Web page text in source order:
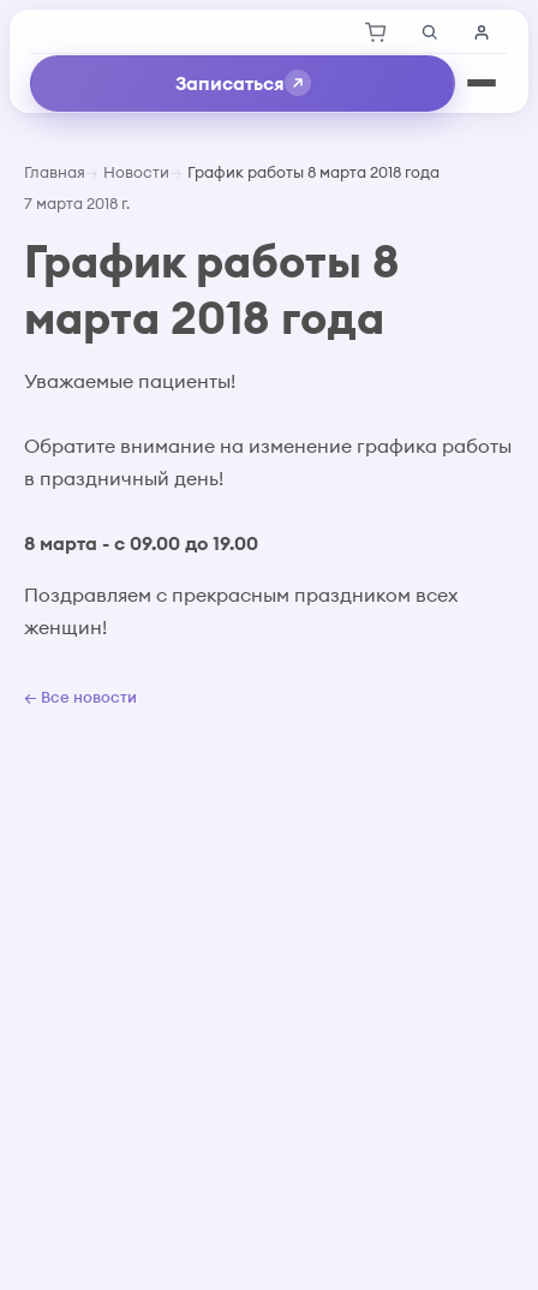
Записаться
Главная Новости
График работы 8 марта 2018 года
7 марта 2018 г.
График работы 8
марта 2018 года
Уважаемые пациенты!
Обратите внимание на изменение графика работы
в праздничный день!
8 марта - с 09.00 до 19.00
Поздравляем с прекрасным праздником всех
женщин!
← Все новости